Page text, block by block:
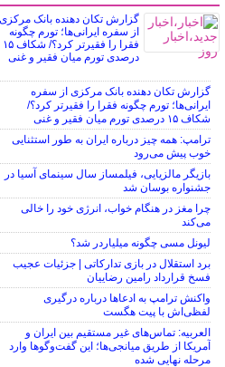
گزارش تکان‌ دهنده بانک مرکزی
از سفره ایرانی‌ها؛ تورم چگونه
فقرا را فقیرتر کرد؟/ شکاف ۱۵
درصدی تورم میان فقیر و غنی
گزارش تکان‌ دهنده بانک مرکزی از سفره
ایرانی‌ها؛ تورم چگونه فقرا را فقیرتر کرد؟/
شکاف ۱۵ درصدی تورم میان فقیر و غنی
ترامپ: همه چیز درباره ایران به طور استثنایی
خوب پیش می‌رود
بازیگر مالزیایی، فیلمساز سال سینمای آسیا در
جشنواره بوسان شد
چرا مغز در هنگام خواب، انرژی خود را خالی
می‌کند
لیونل مسی چگونه میلیاردر شد؟
برد استقلال در بازی تدارکاتی | جزئیات عجیب
فسخ قرارداد رامین رضاییان
واکنش ترامپ به ادعاها درباره درگیری
لفظی‌اش با پیت هگست
العربیه: تماس‌های غیر مستقیم بین ایران و
آمریکا از طریق میانجی‌ها؛ این گفت‌و‌گو‌ها وارد
مرحله نهایی شده